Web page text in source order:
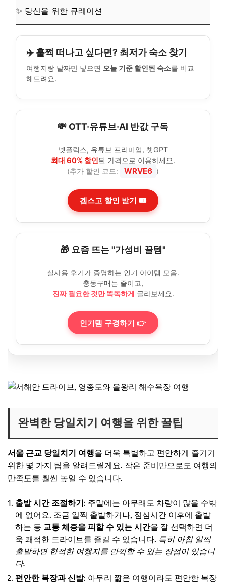
✨ 당신을 위한 큐레이션
✈️ 훌쩍 떠나고 싶다면? 최저가 숙소 찾기
여행지랑 날짜만 넣으면 오늘 기준 할인된 숙소를 비교
해드려요.
💸 OTT·유튜브·AI 반값 구독
넷플릭스, 유튜브 프리미엄, 챗GPT
최대 60% 할인된 가격으로 이용하세요.
(추가 할인 코드: WRVE6 )
겜스고 할인 받기 🎟️
🎁 요즘 뜨는 "가성비 꿀템"
실사용 후기가 증명하는 인기 아이템 모음.
충동구매는 줄이고,
진짜 필요한 것만 똑똑하게 골라보세요.
인기템 구경하기 👉
완벽한 당일치기 여행을 위한 꿀팁
서울 근교 당일치기 여행을 더욱 특별하고 편안하게 즐기기
위한 몇 가지 팁을 알려드릴게요. 작은 준비만으로도 여행의
만족도를 훨씬 높일 수 있습니다.
출발 시간 조절하기: 주말에는 아무래도 차량이 많을 수밖
에 없어요. 조금 일찍 출발하거나, 점심시간 이후에 출발
하는 등 교통 체증을 피할 수 있는 시간을 잘 선택하면 더
욱 쾌적한 드라이브를 즐길 수 있습니다. 특히 아침 일찍
출발하면 한적한 여행지를 만끽할 수 있는 장점이 있습니
다.
편안한 복장과 신발: 아무리 짧은 여행이라도 편안한 복장